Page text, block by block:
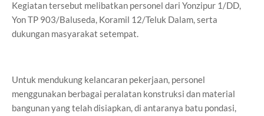
Kegiatan tersebut melibatkan personel dari Yonzipur 1/DD,
Yon TP 903/Baluseda, Koramil 12/Teluk Dalam, serta
dukungan masyarakat setempat.
Untuk mendukung kelancaran pekerjaan, personel
menggunakan berbagai peralatan konstruksi dan material
bangunan yang telah disiapkan, di antaranya batu pondasi,